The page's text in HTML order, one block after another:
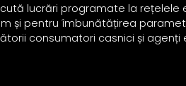
lucrări programate la
și pentru îmbunătățirea
consumatori casnici și agenți